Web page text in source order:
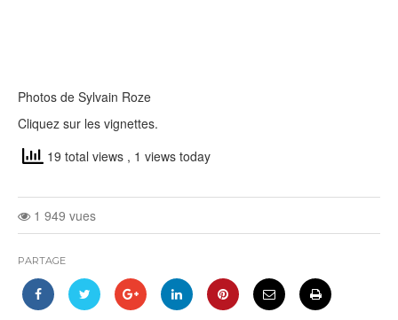
Photos de Sylvain Roze
Cliquez sur les vignettes.
19 total views , 1 views today
1 949 vues
PARTAGE